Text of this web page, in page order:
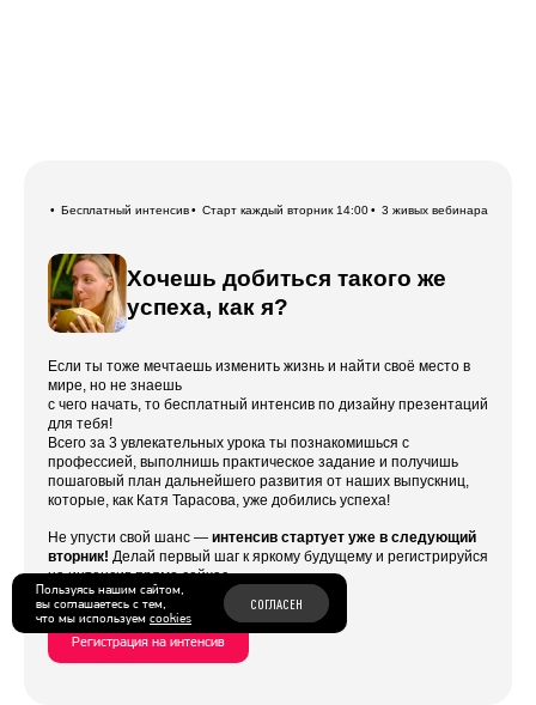
Бесплатный интенсив Старт каждый вторник 14:00 3 живых вебинара
Хочешь добиться такого же
успеха, как я?
Если ты тоже мечтаешь изменить жизнь и найти своё место в
мире, но не знаешь
с чего начать, то бесплатный интенсив по дизайну презентаций
для тебя!
Всего за 3 увлекательных урока ты познакомишься с
профессией, выполнишь практическое задание и получишь
пошаговый план дальнейшего развития от наших выпускниц,
которые, как Катя Тарасова, уже добились успеха!
Не упусти свой шанс — интенсив стартует уже в следующий
вторник! Делай первый шаг к яркому будущему и регистрируйся
на интенсив прямо сейчас.
Регистрация на интенсив
Пользуясь нашим сайтом,
вы соглашаетесь с тем,
что мы используем cookies
СОГЛАСЕН